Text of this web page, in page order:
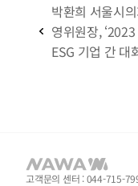
박환희 서울시
영위원장,
ESG 기업 간 대
고객문의 센터 : 044-715-